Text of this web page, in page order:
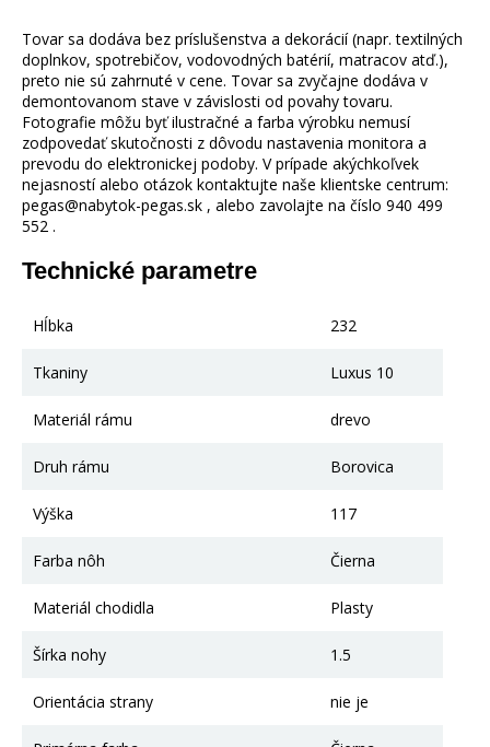
Tovar sa dodáva bez príslušenstva a dekorácií (napr. textilných
doplnkov, spotrebičov, vodovodných batérií, matracov atď.),
preto nie sú zahrnuté v cene. Tovar sa zvyčajne dodáva v
demontovanom stave v závislosti od povahy tovaru.
Fotografie môžu byť ilustračné a farba výrobku nemusí
zodpovedať skutočnosti z dôvodu nastavenia monitora a
prevodu do elektronickej podoby. V prípade akýchkoľvek
nejasností alebo otázok kontaktujte naše klientske centrum:
pegas@nabytok-pegas.sk , alebo zavolajte na číslo 940 499
552 .
Technické parametre
Hĺbka 232
Tkaniny Luxus 10
Materiál rámu drevo
Druh rámu Borovica
Výška 117
Farba nôh Čierna
Materiál chodidla Plasty
Šírka nohy 1.5
Orientácia strany nie je